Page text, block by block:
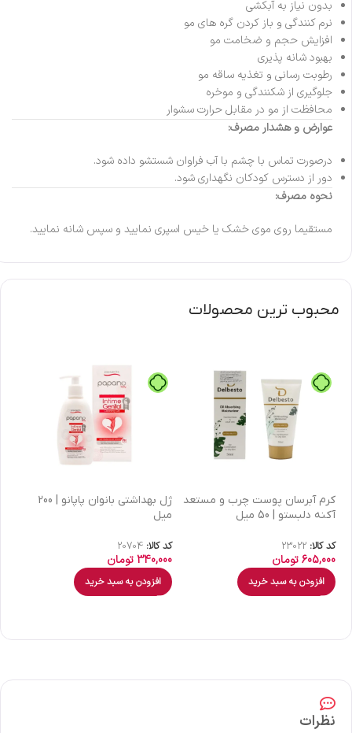
بدون نیاز به آبکشی
نرم کنندگی و باز کردن گره های مو
افزایش حجم و ضخامت مو
بهبود شانه پذیری
رطوبت رسانی و تغذیه ساقه مو
جلوگیری از شکنندگی و موخره
محافظت از مو در مقابل حرارت سشوار
عوارض و هشدار مصرف:
درصورت تماس با چشم با آب فراوان شستشو داده شود.
دور از دسترس کودکان نگهداری شود.
نحوه مصرف:
مستقیما روی موی خشک یا خیس اسپری نمایید و سپس شانه نمایید.
محبوب ترین محصولات
كرم آبرسان پوست چرب و مستعد
آکنه دلبستو | 50 میل
کد کالا: 23022
605,000تومان
افزودن به سبد خرید
ژل بهداشتی بانوان پاپانو | 200
میل
کد کالا: 20704
340,000تومان
افزودن به سبد خرید
نظرات